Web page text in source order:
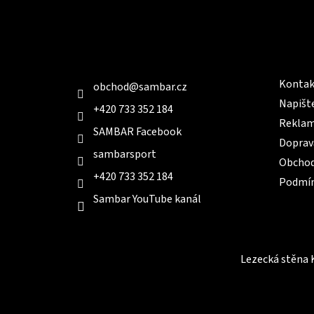
obchod@sambar.cz
+420 733 352 184
SAMBAR Facebook
sambarsport
+420 733 352 184
Sambar YouTube kanál
Lezecká stěna